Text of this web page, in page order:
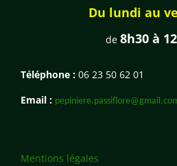
Du lundi au
de 8h30 à
Téléphone : 06 23 50 62 01
Email :
Mentions légales